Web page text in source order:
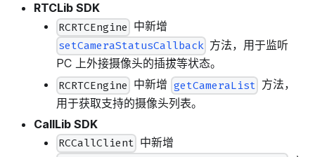
RTCLib SDK
RCRTCEngine 中新增
setCameraStatusCallback 方法，用于监听
PC 上外接摄像头的插拔等状态。
RCRTCEngine 中新增 getCameraList 方法，
用于获取支持的摄像头列表。
CallLib SDK
RCCallClient 中新增